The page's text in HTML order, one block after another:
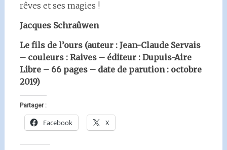
rêves et ses magies !
Jacques Schraûwen
Le fils de l’ours (auteur : Jean-Claude Servais
– couleurs : Raives – éditeur : Dupuis-Aire
Libre – 66 pages – date de parution : octobre
2019)
Partager :
Facebook X